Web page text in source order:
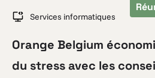
Services informatiques
Orange Belgium
du stress avec les